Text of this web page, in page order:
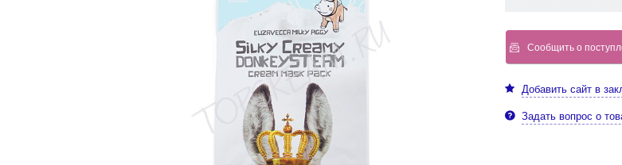
Сообщить о
Добавить сайт в
Задать вопрос о